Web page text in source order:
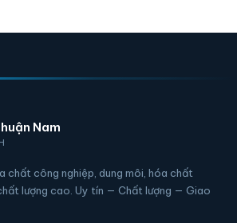
Nam
chất công nghiệp, dung môi, hóa chất
lượng cao. Uy tín — Chất lượng — Giao